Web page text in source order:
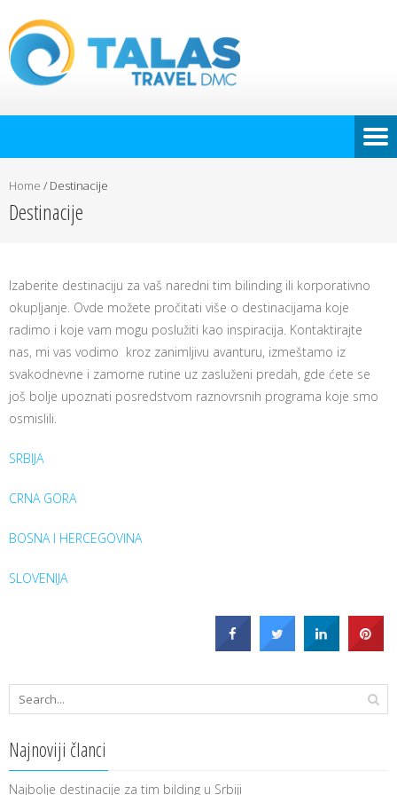
Home / Destinacije
Destinacije
Izaberite destinaciju za vaš naredni tim bilinding ili korporativno
okupljanje. Ovde možete pročitati više o destinacijama koje
radimo i koje vam mogu poslužiti kao inspiracija. Kontaktirajte
nas, mi vas vodimo kroz zanimljivu avanturu, izmeštamo iz
svakodnevne i zamorne rutine uz zasluženi predah, gde ćete se
još bolje upoznati posredstvom raznovrsnih programa koje smo
osmislili.
SRBIJA
CRNA GORA
BOSNA I HERCEGOVINA
SLOVENIJA
Najnoviji članci
Najbolje destinacije za tim bilding u Srbiji